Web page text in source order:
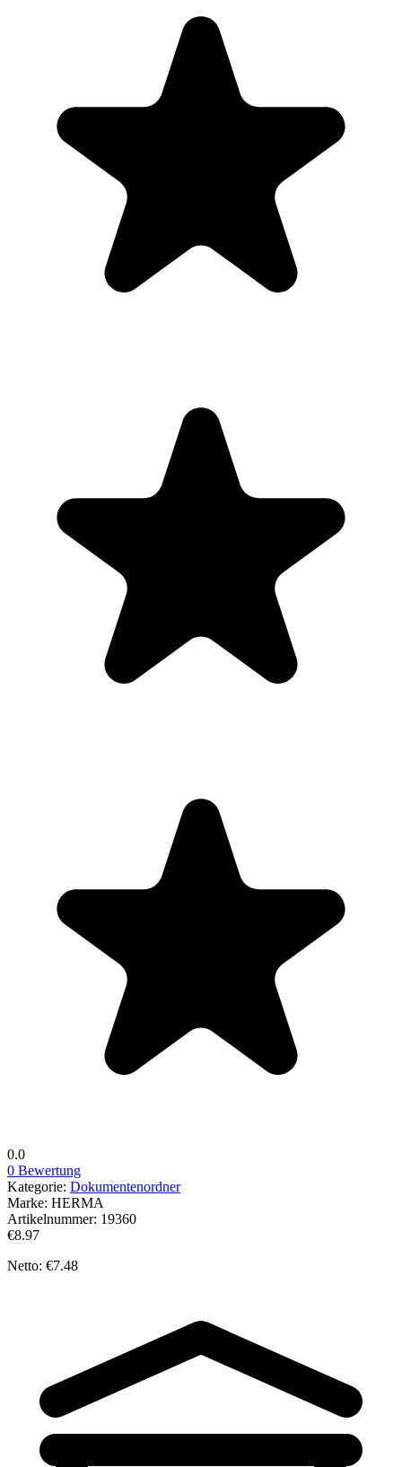
0.0
0 Bewertung
Kategorie: Dokumentenordner
Marke: HERMA
Artikelnummer: 19360
€8.97
Netto: €7.48